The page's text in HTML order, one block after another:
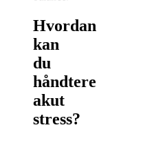
Hvordan
kan
du
håndtere
akut
stress?